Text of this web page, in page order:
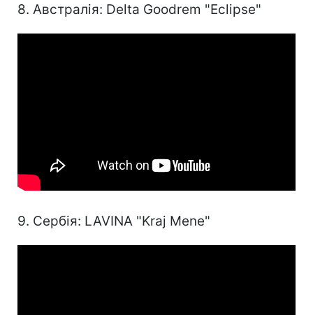
8. Австралія: Delta Goodrem "Eclipse"
9. Сербія: LAVINA "Kraj Mene"